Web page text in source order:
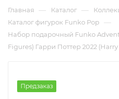
Главная — Каталог —
Каталог фигурок Funko Pop —
Набор подарочный Funko
Figures) Гарри Поттер 2022
Предзаказ